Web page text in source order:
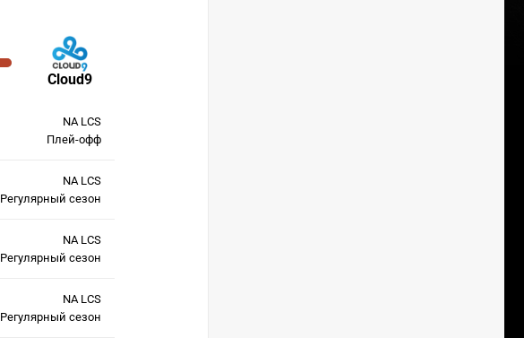
Cloud9
NA LCS
Плей-офф
NA LCS
Регулярный сезон
NA LCS
Регулярный сезон
NA LCS
Регулярный сезон